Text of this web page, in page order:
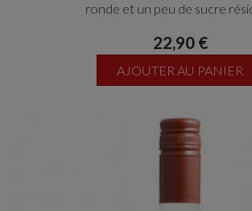
ronde et un peu de sucre
22,90 €
AJOUTER AU PANIER